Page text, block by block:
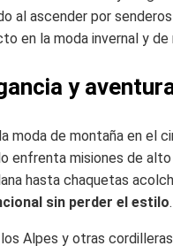
al ascender por
en la moda invernal y
y
moda de montaña en el
enfrenta misiones de
hasta chaquetas
sin perder el estilo.
Alpes y otras